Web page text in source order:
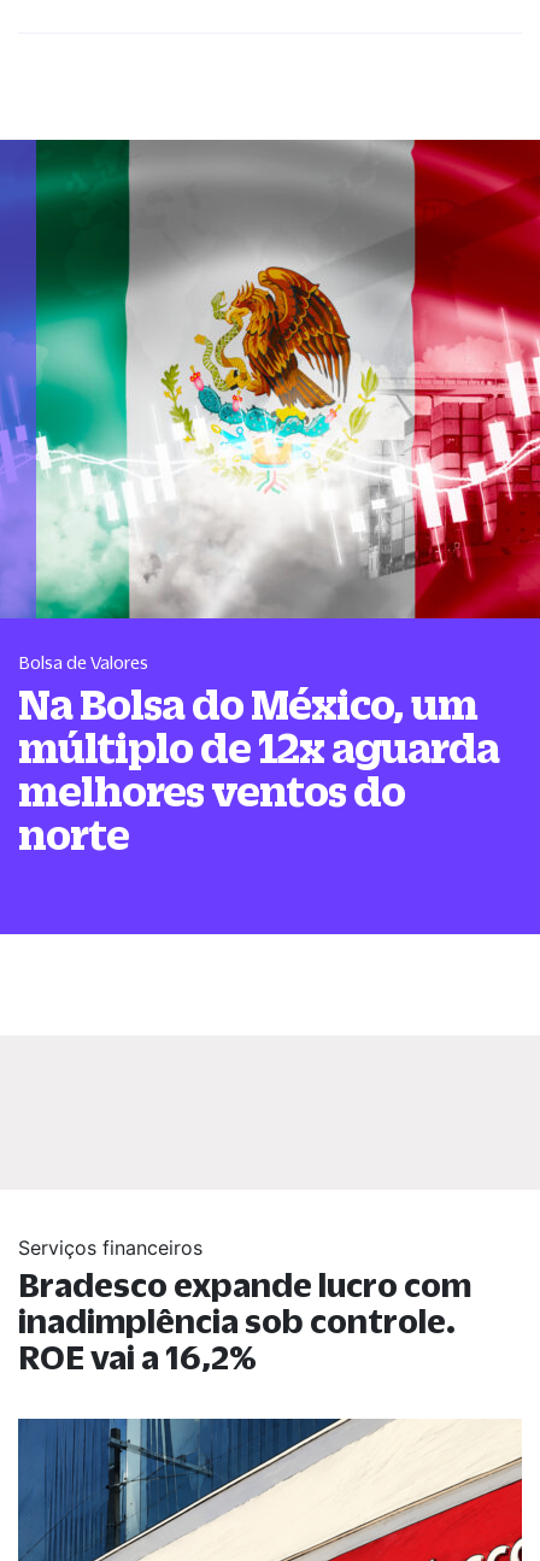
Bolsa de Valores
Na Bolsa do México, um
múltiplo de 12x aguarda
melhores ventos do
norte
Serviços financeiros
Bradesco expande lucro com
inadimplência sob controle.
ROE vai a 16,2%